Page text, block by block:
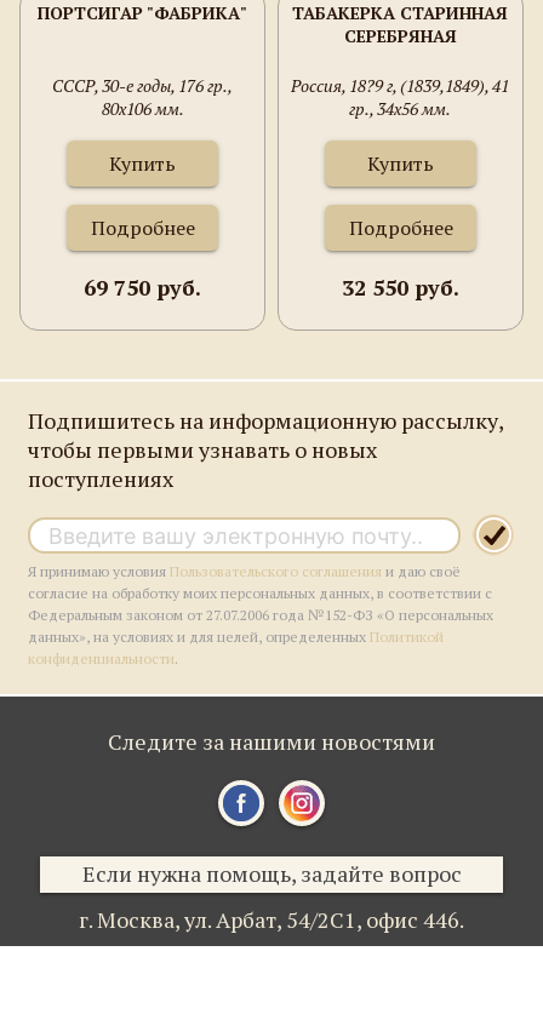
ПОРТСИГАР "ФАБРИКА"
СССР, 30-е годы, 176 гр.,
80х106 мм.
Купить
Подробнее
69 750 руб.
ТАБАКЕРКА СТАРИННАЯ
СЕРЕБРЯНАЯ
Россия, 18?9 г, (1839,1849), 41
гр., 34х56 мм.
Купить
Подробнее
32 550 руб.
Подпишитесь на информационную рассылку,
чтобы первыми узнавать о новых
поступлениях
Я принимаю условияПользовательского соглашения и даю своё
согласие на обработку моих персональных данных, в соответствии с
Федеральным законом от 27.07.2006 года №152-ФЗ «О персональных
данных», на условиях и для целей, определенныхПолитикой
конфиденциальности.
Следите за нашими новостями
Если нужна помощь, задайте вопрос
г. Москва,ул. Арбат, 54/2С1, офис 446.